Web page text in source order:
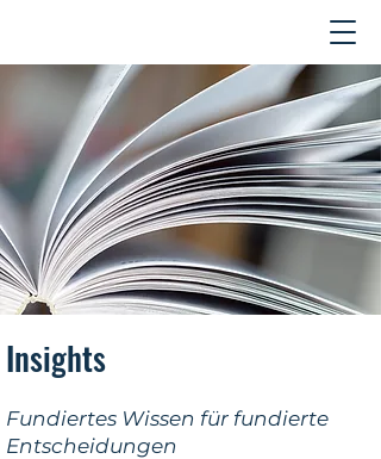
Insights
Fundiertes Wissen für fundierte
Entscheidungen